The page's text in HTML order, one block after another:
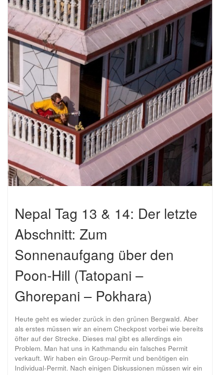
Nepal Tag 13 & 14: Der letzte
Abschnitt: Zum
Sonnenaufgang über den
Poon-Hill (Tatopani –
Ghorepani – Pokhara)
Heute geht es wieder zurück in den grünen Bergwald. Aber
als erstes müssen wir an einem Checkpost vorbei wie bereits
öfter auf der Strecke. Dieses mal gibt es allerdings ein
Problem. Man hat uns in Kathmandu ein falsches Permit
verkauft. Wir haben ein Group-Permit und benötigen ein
Individual-Permit. Nach einigen Diskussionen müssen wir ein